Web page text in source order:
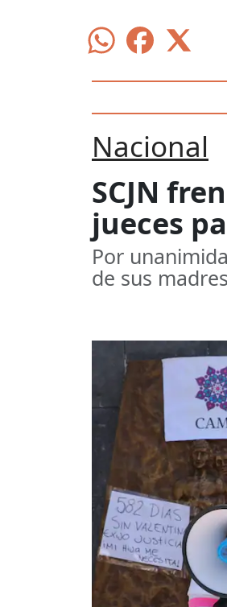
Nacional
SCJN
jueces
Por
de sus